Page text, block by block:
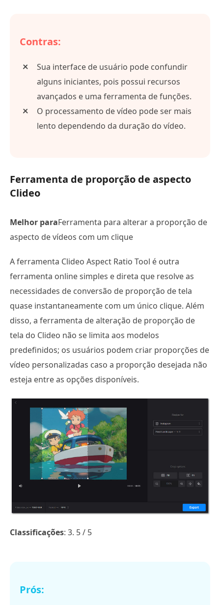
Contras:
Sua interface de usuário pode confundir
alguns iniciantes, pois possui recursos
avançados e uma ferramenta de funções.
O processamento de vídeo pode ser mais
lento dependendo da duração do vídeo.
Ferramenta de proporção de aspecto
Clideo
Melhor paraFerramenta para alterar a proporção de
aspecto de vídeos com um clique
A ferramenta Clideo Aspect Ratio Tool é outra
ferramenta online simples e direta que resolve as
necessidades de conversão de proporção de tela
quase instantaneamente com um único clique. Além
disso, a ferramenta de alteração de proporção de
tela do Clideo não se limita aos modelos
predefinidos; os usuários podem criar proporções de
vídeo personalizadas caso a proporção desejada não
esteja entre as opções disponíveis.
Classificações: 3. 5 / 5
Prós: